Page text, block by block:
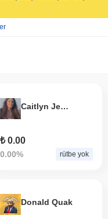
Caitlyn Jenner
₺ 0.00
0.00% rütbe yok
Donald Quak